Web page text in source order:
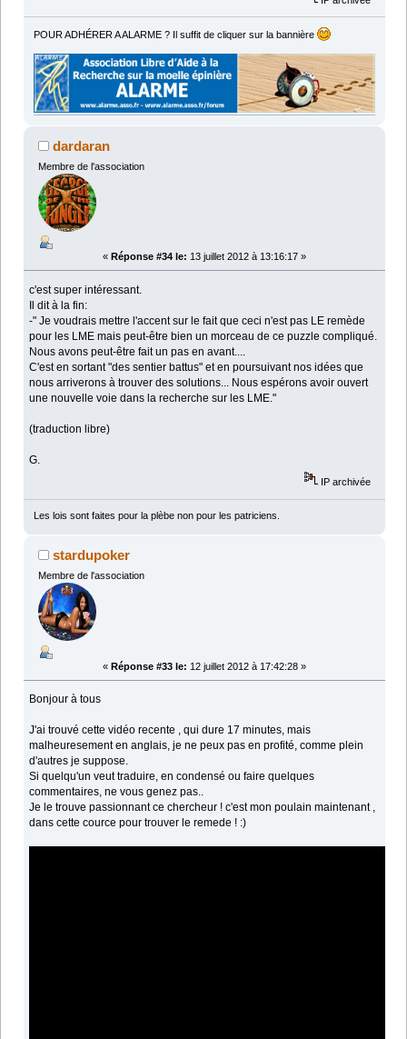
POUR ADHÉRER A ALARME ? Il suffit de cliquer sur la bannière
dardaran
Membre de l'association
« Réponse #34 le: 13 juillet 2012 à 13:16:17 »
c'est super intéressant.
Il dit à la fin:
-" Je voudrais mettre l'accent sur le fait que ceci n'est pas LE remède
pour les LME mais peut-être bien un morceau de ce puzzle compliqué.
Nous avons peut-être fait un pas en avant....
C'est en sortant "des sentier battus" et en poursuivant nos idées que
nous arriverons à trouver des solutions... Nous espérons avoir ouvert
une nouvelle voie dans la recherche sur les LME."
(traduction libre)
G.
IP archivée
Les lois sont faites pour la plèbe non pour les patriciens.
stardupoker
Membre de l'association
« Réponse #33 le: 12 juillet 2012 à 17:42:28 »
Bonjour à tous
J'ai trouvé cette vidéo recente , qui dure 17 minutes, mais
malheuresement en anglais, je ne peux pas en profité, comme plein
d'autres je suppose.
Si quelqu'un veut traduire, en condensé ou faire quelques
commentaires, ne vous genez pas..
Je le trouve passionnant ce chercheur ! c'est mon poulain maintenant ,
dans cette cource pour trouver le remede ! :)